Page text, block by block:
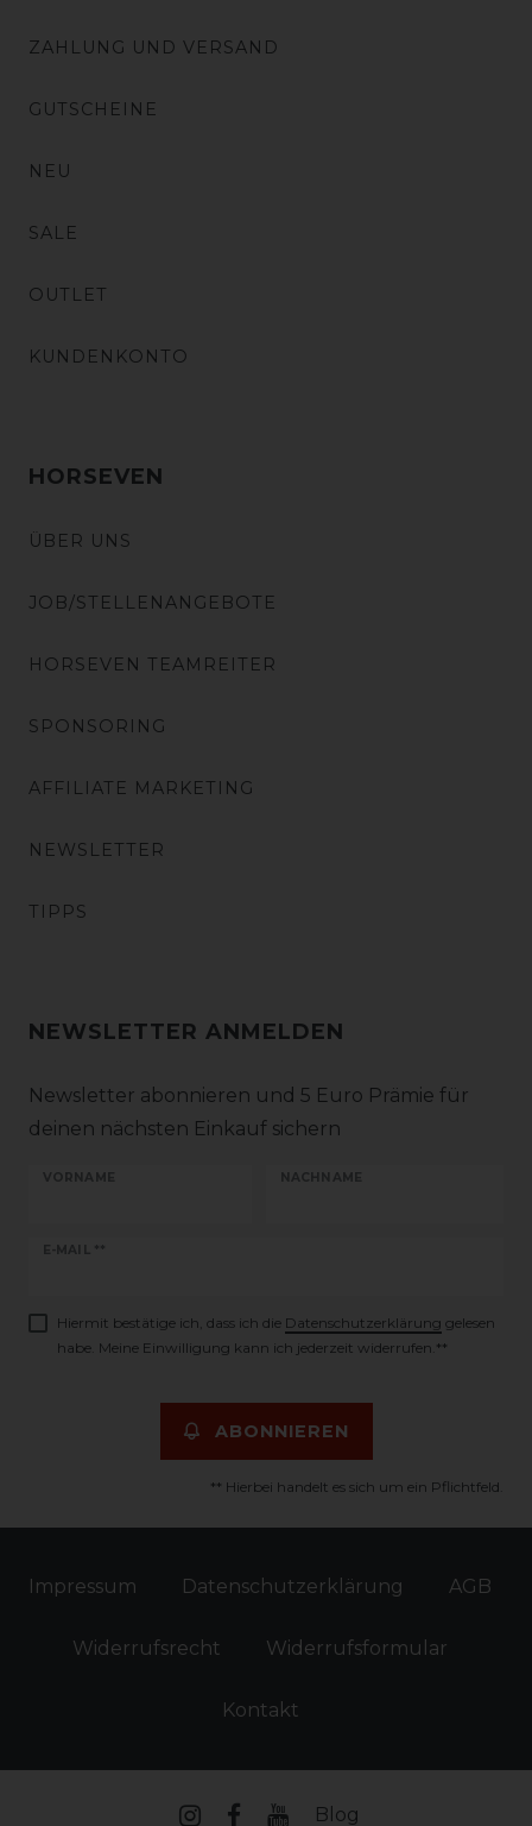
ZAHLUNG UND VERSAND
GUTSCHEINE
NEU
SALE
OUTLET
KUNDENKONTO
HORSEVEN
ÜBER UNS
JOB/STELLENANGEBOTE
HORSEVEN TEAMREITER
SPONSORING
AFFILIATE MARKETING
NEWSLETTER
TIPPS
NEWSLETTER ANMELDEN
Newsletter abonnieren und 5 Euro Prämie für
deinen nächsten Einkauf sichern
VORNAME NACHNAME
E-MAIL **
Newsletter
Hiermit bestätige ich, dass ich die Daten­schutz­erklärung gelesen
habe. Meine Einwilligung kann ich jederzeit widerrufen.**
ABONNIEREN
** Hierbei handelt es sich um ein Pflichtfeld.
Impressum Daten­schutz­erklärung AGB
Widerrufs­recht Widerrufs­formular
Kontakt
Blog